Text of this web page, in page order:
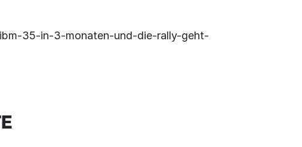
35-in-3-monaten-und-die-rally-geht-